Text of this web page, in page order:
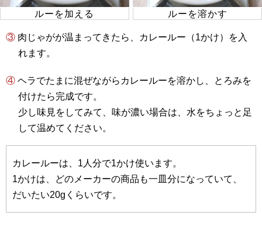
ルーを加える ルーを溶かす
③ 肉じゃがが温まってきたら、カレールー（1かけ）を入
れます。
④ ヘラでたまに混ぜながらカレールーを溶かし、とろみを
付けたら完成です。
少し味見をしてみて、味が濃い場合は、水をちょっと足
して温めてください。
カレールーは、1人分で1かけ使います。
1かけは、どのメーカーの商品も一皿分になっていて、
だいたい20gくらいです。